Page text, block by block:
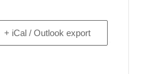
+ iCal / Outlook export